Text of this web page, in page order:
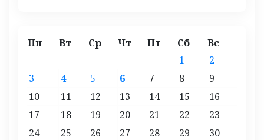
Пн Вт Ср Чт Пт Сб Вс
1
2
3
4 5 6 7 8
9
10
11 12 13 14 15
16
17
18 19 20 21 22
23
24
25 26 27 28 29
30